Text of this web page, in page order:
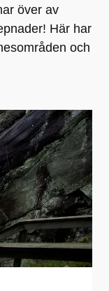
över av
Här har
och